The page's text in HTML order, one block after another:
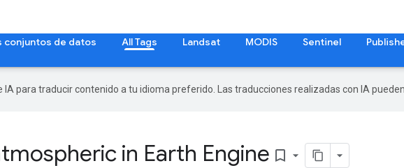
conjuntos de datos All Tags Landsat MODIS Sentinel
IA para traducir contenido a tu idioma preferido. Las traducciones realizadas con IA
in Earth Engine bookmark_border